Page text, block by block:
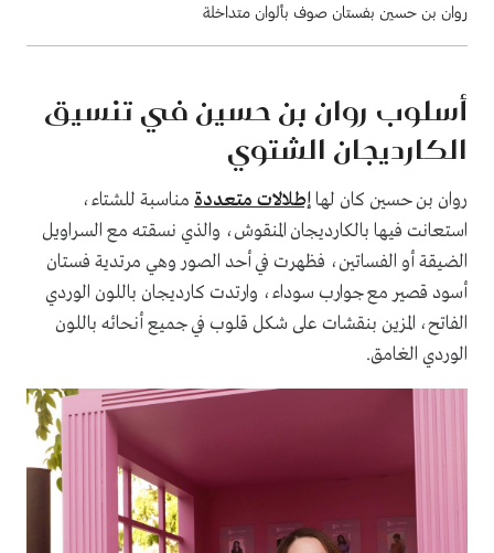
روان بن حسين بفستان صوف بألوان متداخلة
أسلوب روان بن حسين في تنسيق
الكارديجان الشتوي
روان بن حسين كان لها إطلالات متعددةمناسبة للشتاء،
استعانت فيها بالكارديجان المنقوش، والذي نسقته مع السراويل
الضيقة أو الفساتين، فظهرت في أحد الصور وهي مرتدية فستان
أسود قصير مع جوارب سوداء، وارتدت كارديجان باللون الوردي
الفاتح، المزين بنقشات على شكل قلوب في جميع أنحائه باللون
الوردي الغامق.